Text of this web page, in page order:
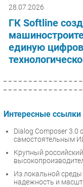
28.07.2026
ГК Softline
единую
Интересные ссылки
Dialog Composer 3.0
самостоятельным
Крупный
Из локальной среды
надежность и